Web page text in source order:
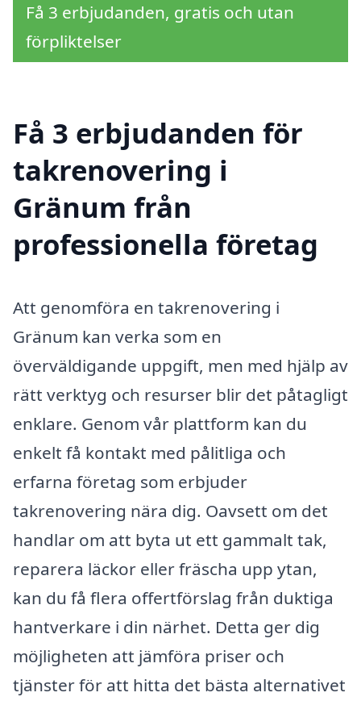
Få 3 erbjudanden, gratis och utan
förpliktelser
Få 3 erbjudanden för
takrenovering i
Gränum från
professionella företag
Att genomföra en takrenovering i
Gränum kan verka som en
överväldigande uppgift, men med hjälp av
rätt verktyg och resurser blir det påtagligt
enklare. Genom vår plattform kan du
enkelt få kontakt med pålitliga och
erfarna företag som erbjuder
takrenovering nära dig. Oavsett om det
handlar om att byta ut ett gammalt tak,
reparera läckor eller fräscha upp ytan,
kan du få flera offertförslag från duktiga
hantverkare i din närhet. Detta ger dig
möjligheten att jämföra priser och
tjänster för att hitta det bästa alternativet